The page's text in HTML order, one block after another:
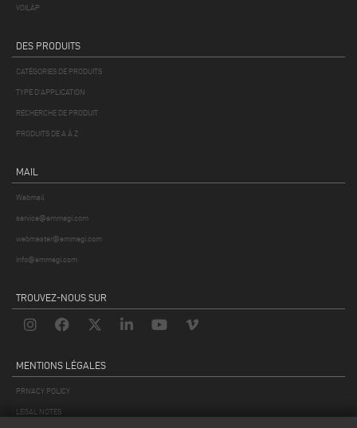
VOILÀP
DES PRODUITS
CATÉGORIES DE PRODUITS
TYPE D'APPLICATION
RECHERCHE DE PRODUIT
PRODUITS DE A À Z
MAIL
Webmail
service@emmegi.com
webmaster@emmegi.com
info@emmegi.com
TROUVEZ-NOUS SUR
MENTIONS LÉGALES
PRIVACY POLICY
LEGAL NOTES